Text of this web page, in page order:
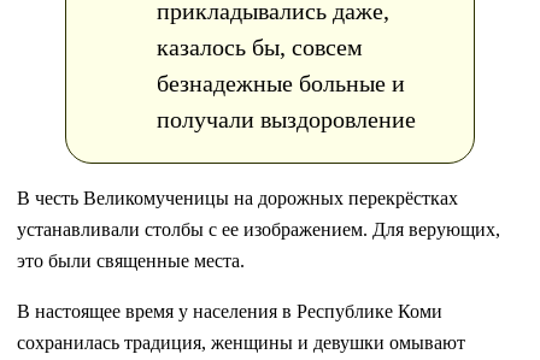
прикладывались даже,
казалось бы, совсем
безнадежные больные и
получали выздоровление
В честь Великомученицы на дорожных перекрёстках
устанавливали столбы с ее изображением. Для верующих,
это были священные места.
В настоящее время у населения в Республике Коми
сохранилась традиция, женщины и девушки омывают